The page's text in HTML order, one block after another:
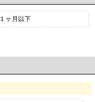
１ヶ月以下